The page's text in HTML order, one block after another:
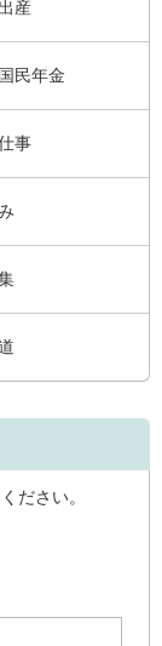
産
民年金
事
ださい。